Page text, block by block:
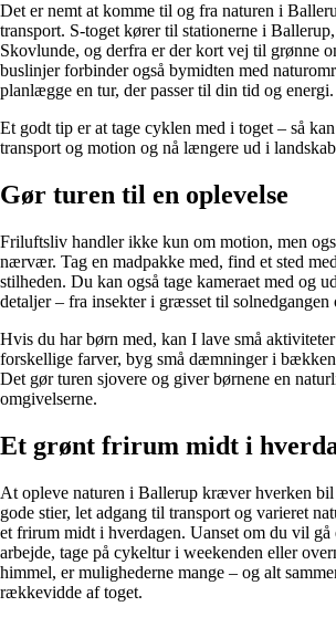
Det er nemt at komme til og fra naturen i
transport. S-toget kører til stationerne i
Skovlunde, og derfra er der kort vej til grønne
buslinjer forbinder også bymidten med
planlægge en tur, der passer til din tid og energi.
Et godt tip er at tage cyklen med i toget – så
transport og motion og nå længere ud i
Gør turen til en oplevelse
Friluftsliv handler ikke kun om motion, men
nærvær. Tag en madpakke med, find et sted
stilheden. Du kan også tage kameraet med og
detaljer – fra insekter i græsset til solnedgangen
Hvis du har børn med, kan I lave små
forskellige farver, byg små dæmninger i
Det gør turen sjovere og giver børnene en
omgivelserne.
Et grønt frirum midt i
At opleve naturen i Ballerup kræver hverken bil
gode stier, let adgang til transport og varieret
et frirum midt i hverdagen. Uanset om du vil gå
arbejde, tage på cykeltur i weekenden eller
himmel, er mulighederne mange – og alt
rækkevidde af toget.